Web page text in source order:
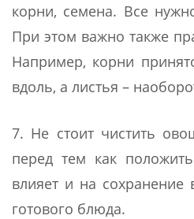
корни, семена. Все
При этом важно также
Например, корни
вдоль, а листья –
7. Не стоит чистить
перед тем как
влияет и на сохранение
готового блюда.